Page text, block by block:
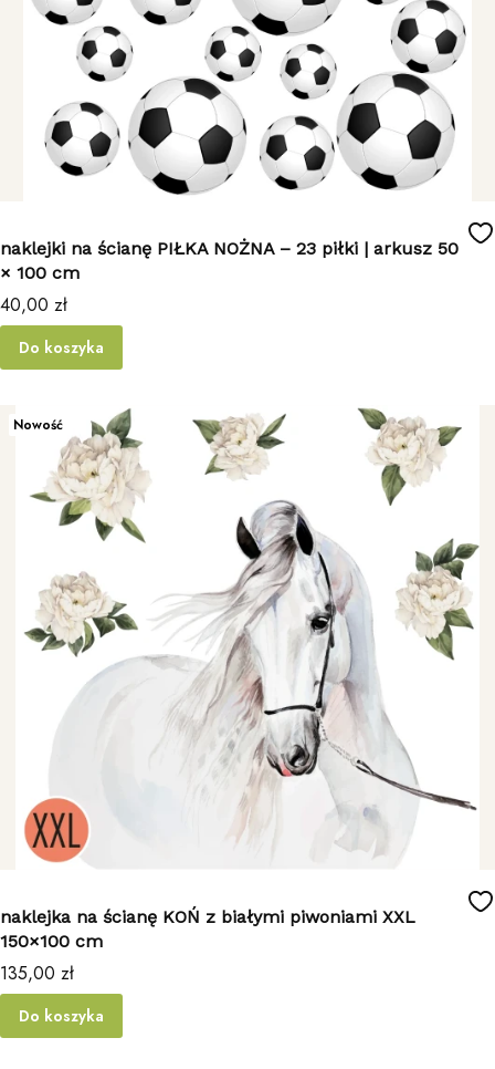
naklejki na ścianę PIŁKA NOŻNA – 23 piłki | arkusz 50
× 100 cm
Cena
40,00 zł
Do koszyka
Nowość
naklejka na ścianę KOŃ z białymi piwoniami XXL
150×100 cm
Cena
135,00 zł
Do koszyka